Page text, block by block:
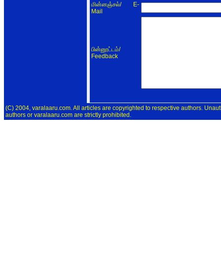
மின்னஞ்சல்/ E-
Mail
பின்னூட்டம்/
Feedback
(C) 2004, varalaaru.com. All articles are copyrighted to respective authors.
authors or varalaaru.com are strictly prohibited.